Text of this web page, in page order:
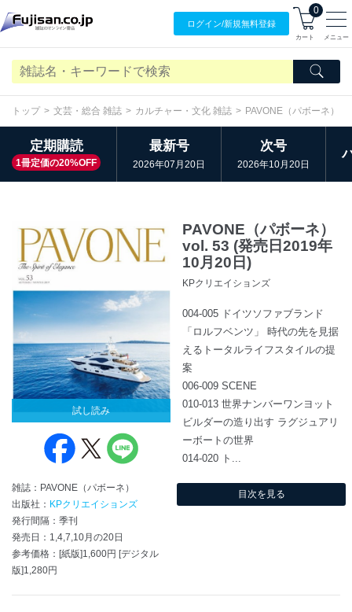
ログイン/新規無料登録
0
カート メニュー
トップ 文芸・総合 雑誌 カルチャー・文化 雑誌 PAVONE（パボーネ）
定期購読
1冊定価の20%OFF
最新号
2026年07月20日
次号
2026年10月20日
試し読み
雑誌：PAVONE（パボーネ）
出版社： KPクリエイションズ
発行間隔：季刊
発売日：1,4,7,10月の20日
参考価格：[紙版]1,600円 [デジタル
版]1,280円
PAVONE（パボーネ）
vol. 53 (発売日2019年
10月20日)
KPクリエイションズ
004-005 ドイツソファブランド
「ロルフベンツ」 時代の先を見据
えるトータルライフスタイルの提
案
006-009 SCENE
010-013 世界ナンバーワンヨット
ビルダーの造り出す ラグジュアリ
ーボートの世界
014-020 ト...
目次を見る